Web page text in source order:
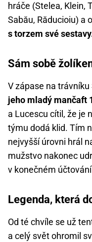
hráče (Stelea, Klein,
Sabău, Răducioiu) a
s torzem své
Sám sobě
V zápase na
jeho mladý mančaft
a Lucescu cítil, že je
týmu dodá klid. Tím
nejvyšší úrovni hrál
mužstvo nakonec
v konečném
Legenda, která
Od té chvíle se už
a celý svět ohromil